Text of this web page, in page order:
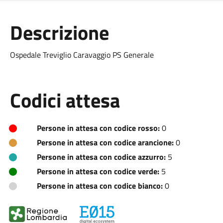
Descrizione
Ospedale Treviglio Caravaggio PS Generale
Codici attesa
Persone in attesa con codice rosso:0
Persone in attesa con codice arancione:0
Persone in attesa con codice azzurro:5
Persone in attesa con codice verde:5
Persone in attesa con codice bianco:0